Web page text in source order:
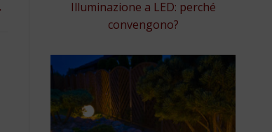
Illuminazione a LED: perché
convengono?